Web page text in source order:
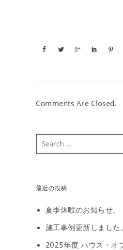
Comments Are Closed.
最近の投稿
夏季休暇のお知らせ。
施工事例更新しました。
2025年度 ハウス・オ